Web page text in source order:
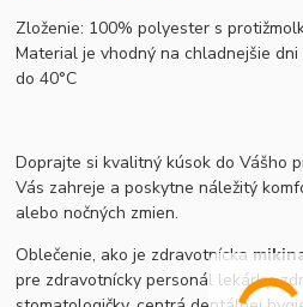
Zloženie: 100% polyester s
Material je vhodný na chladnejšie
do 40°C
Doprajte si kvalitný kúsok do Vášho
Vás zahreje a poskytne náležitý
alebo nočných zmien.
Oblečenie, ako je zdravotnícka
pre zdravotnícky personál lekárky,